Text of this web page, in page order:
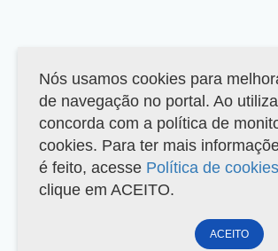
Nós usamos cookies para
de navegação no portal. Ao
concorda com a política de
cookies. Para ter mais
é feito, acesse Política de cookies
clique em ACEITO.
ACEITO